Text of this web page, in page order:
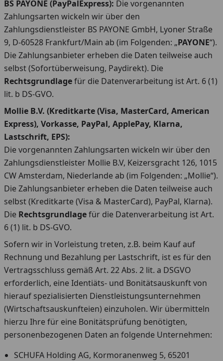
BS PAYONE (PayPalExpress): Die vorgenannten
Zahlungsarten wickeln wir über den
Zahlungsdienstleister BS PAYONE GmbH, Lyoner Straße
9, D-60528 Frankfurt/Main ab (im Folgenden: „PAYONE“).
Die Zahlungsanbieter erheben die Daten teilweise auch
selbst (Sofortüberweisung, Paydirekt). Die
Rechtsgrundlagefür die Datenverarbeitung ist Art. 6 (1)
lit. b DS-GVO.
Mollie B.V. (Kreditkarte (Visa, MasterCard, American
Express), Vorkasse, PayPal, ApplePay, Klarna,
Lastschrift, EPS):
Die vorgenannten Zahlungsarten wickeln wir über den
Zahlungsdienstleister Mollie B.V, Keizersgracht 126, 1015
CW Amsterdam, Niederlande ab (im Folgenden: „Mollie“).
Die Zahlungsanbieter erheben die Daten teilweise auch
selbst (Kreditkarte (Visa & MasterCard), PayPal, Klarna).
Die Rechtsgrundlagefür die Datenverarbeitung ist Art.
6 (1) lit. b DS-GVO.
Sofern wir in Vorleistung treten, z.B. beim Kauf auf
Rechnung und Bezahlung per Lastschrift, ist es für den
Vertragsschluss gemäß Art. 22 Abs. 2 lit. a DSGVO
erforderlich, eine Identiäts- und Bonitätsauskunft von
hierauf spezialisierten Dienstleistungsunternehmen
(Wirtschaftsauskunfteien) einzuholen. Wir übermitteln
hierzu Ihre für eine Bonitätsprüfung benötigten,
personenbezogenen Daten an folgende Unternehmen:
SCHUFA Holding AG, Kormoranenweg 5, 65201